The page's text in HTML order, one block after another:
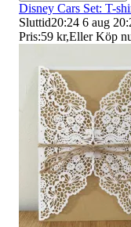
Disney Cars Set: T-
Sluttid20:24 6 aug
Pris:59 kr,Eller Köp